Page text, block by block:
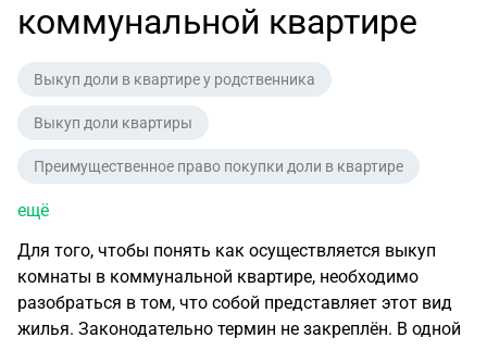
коммунальной квартире
Выкуп доли в квартире у родственника
Выкуп доли квартиры
Преимущественное право покупки доли в квартире
ещё
Для того, чтобы понять как осуществляется выкуп
комнаты в коммунальной квартире, необходимо
разобраться в том, что собой представляет этот вид
жилья. Законодательно термин не закреплён. В одной